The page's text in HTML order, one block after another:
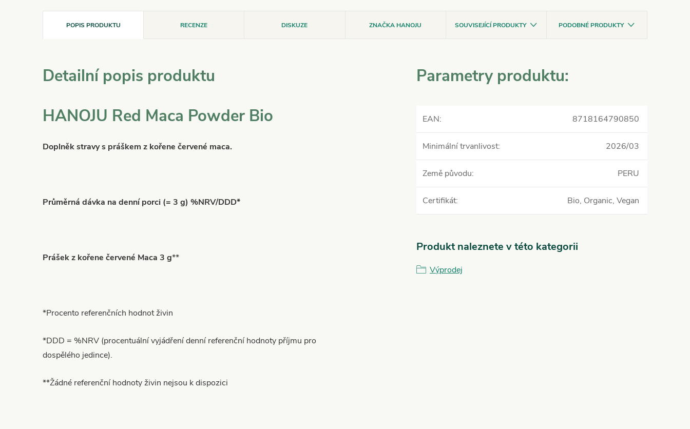
POPIS PRODUKTU RECENZE DISKUZE ZNAČKA HANOJU SOUVISEJÍCÍ PRODUKTY PODOBNÉ PRODUKTY
Detailní popis produktu
HANOJU Red Maca Powder Bio
Doplněk stravy s práškem z kořene červené maca.
Průměrná dávka na denní porci (= 3 g) %NRV/DDD*
Prášek z kořene červené Maca 3 g**
*Procento referenčních hodnot živin
*DDD = %NRV (procentuální vyjádření denní referenční hodnoty příjmu pro
dospělého jedince).
**Žádné referenční hodnoty živin nejsou k dispozici
Parametry produktu:
EAN: 8718164790850
Minimální trvanlivost: 2026/03
Země původu: PERU
Certifikát: Bio, Organic, Vegan
Produkt naleznete v této kategorii
Výprodej